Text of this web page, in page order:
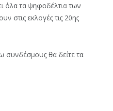
όλα τα ψηφοδέλτια των
στις εκλογές τις 20ης
συνδέσμους θα δείτε τα